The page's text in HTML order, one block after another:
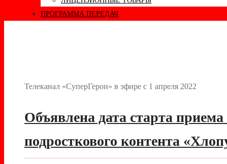
ПРОГРАММА ПЕРЕДАЧ
Телеканал «СуперГерои» в эфире с 1 апреля 2022
Объявлена дата старта
подросткового контента